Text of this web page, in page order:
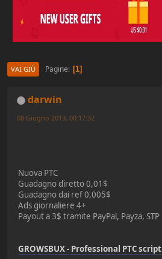
VAI GIÙ Pagine 1
darwin
08 Giugno 2013, 00:17:32
Nuova PTC
Guadagno diretto 0,01$
Guadagno dai ref 0,005$
Ads giornaliere 4+
Payout a 3$ tramite PayPal, Payza, STP
GROWSBUX - Professional PTC script